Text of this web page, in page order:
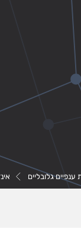
ענפיים גלובליים